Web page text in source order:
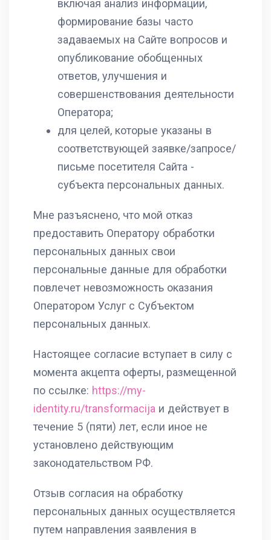
включая анализ информации,
формирование базы часто
задаваемых на Сайте вопросов и
опубликование обобщенных
ответов, улучшения и
совершенствования деятельности
Оператора;
для целей, которые указаны в
соответствующей заявке/запросе/
письме посетителя Сайта -
субъекта персональных данных.
Мне разъяснено, что мой отказ
предоставить Оператору обработки
персональных данных свои
персональные данные для обработки
повлечет невозможность оказания
Оператором Услуг с Субъектом
персональных данных.
Настоящее согласие вступает в силу с
момента акцепта оферты, размещенной
по ссылке: https://my-
identity.ru/transformacija и действует в
течение 5 (пяти) лет, если иное не
установлено действующим
законодательством РФ.
Отзыв согласия на обработку
персональных данных осуществляется
путем направления заявления в